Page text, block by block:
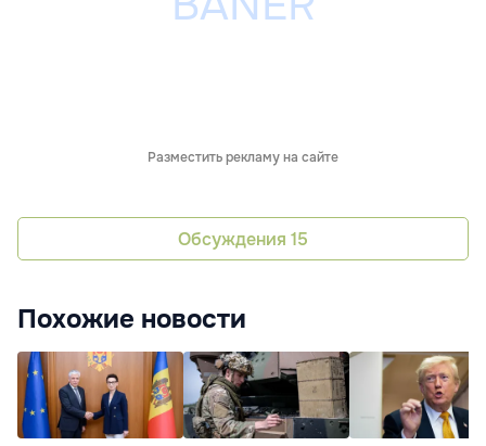
Разместить рекламу на сайте
Обсуждения 15
Похожие новости